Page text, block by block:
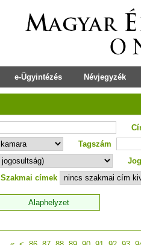
e-Ügyintézés Névjegyzék
Tagszám
Szakmai címek